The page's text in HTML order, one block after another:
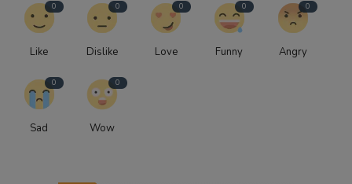
0
Like
0
Dislike
0
Love
0
Funny
0
Angry
0
Sad
0
Wow